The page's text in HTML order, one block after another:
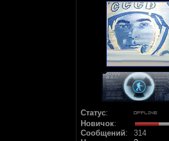
Статус:
Новичок:
Сообщений:
314